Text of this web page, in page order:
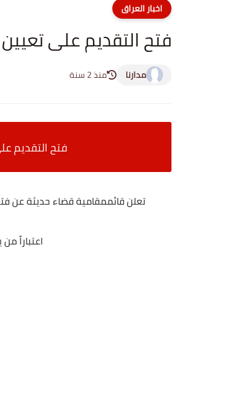
اخبار العراق
فتح التقديم على تعيين
مدارنا منذ 2 سنة
فتح التقديم
تعلن قائممقامية قضاء حديثة عن فتح باب
اعتباراً من يوم